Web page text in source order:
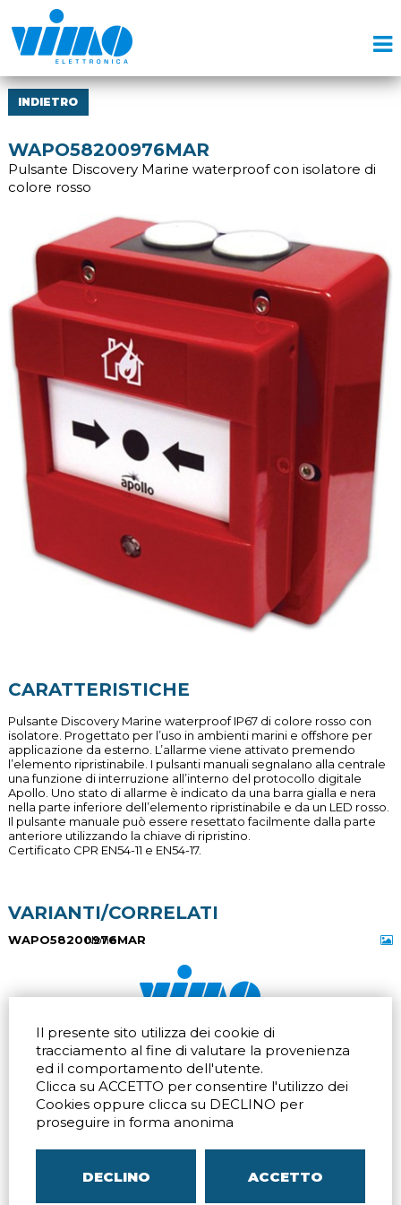
Il presente sito utilizza dei cookie di
tracciamento al fine di valutare la provenienza
ed il comportamento dell'utente.
Clicca su ACCETTO per consentire l'utilizzo dei
Cookies oppure clicca su DECLINO per
proseguire in forma anonima
DECLINO ACCETTO
INDIETRO
WAPO58200976MAR
Pulsante Discovery Marine waterproof con isolatore di
colore rosso
CARATTERISTICHE
Pulsante Discovery Marine waterproof IP67 di colore rosso con
isolatore. Progettato per l’uso in ambienti marini e offshore per
applicazione da esterno. L’allarme viene attivato premendo
l’elemento ripristinabile. I pulsanti manuali segnalano alla centrale
una funzione di interruzione all’interno del protocollo digitale
Apollo. Uno stato di allarme è indicato da una barra gialla e nera
nella parte inferiore dell’elemento ripristinabile e da un LED rosso.
Il pulsante manuale può essere resettato facilmente dalla parte
anteriore utilizzando la chiave di ripristino.
Certificato CPR EN54-11 e EN54-17.
VARIANTI/CORRELATI
WAPO58200976MAR
None
Via dell'artigianato 32Q
20865 Usmate Velate (MB)
Indicazioni Stradali
Tel. +39 039 672520
Fax +39 039 672568
Email
Via Pontina 583
Roma (RM) 00128
Tel.+39 06 80079273
Indicazioni Stradali
Via San Crispino 64
Padova (PD) 35129
P.IVA00804240968 05096770150– C.C.I.A.A. di